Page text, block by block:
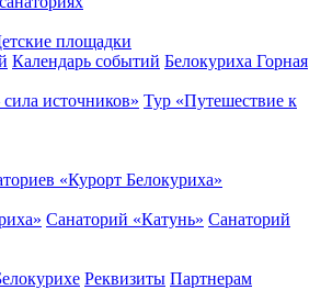
площадки
Календарь событий Белокуриха Горная
источников» Тур «Путешествие к
«Курорт Белокуриха»
Санаторий «Катунь» Санаторий
Реквизиты Партнерам